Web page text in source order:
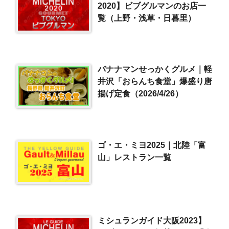
2020】ビブグルマンのお店一
覧（上野・浅草・日暮里）
バナナマンせっかくグルメ｜軽
井沢「おらんち食堂」爆盛り唐
揚げ定食（2026/4/26）
ゴ・エ・ミヨ2025｜北陸「富
山」レストラン一覧
ミシュランガイド大阪2023】